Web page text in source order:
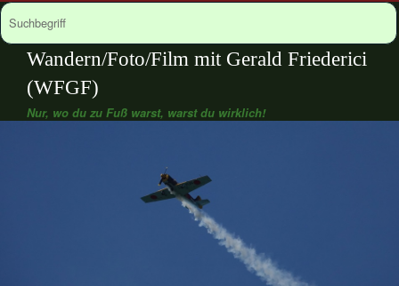
Wandern/Foto/Film mit Gerald Friederici
(WFGF)
Nur, wo du zu Fuß warst, warst du wirklich!